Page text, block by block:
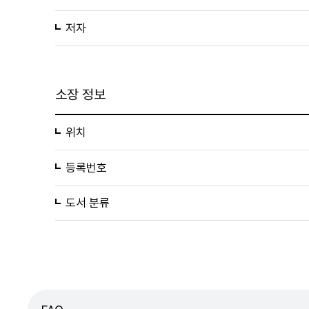
저자
소장 정보
위치
등록번호
도서 분류